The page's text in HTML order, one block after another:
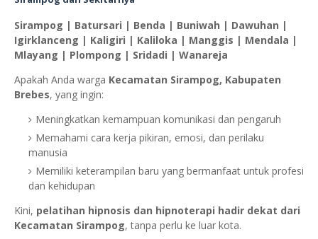
Sirampog | Batursari | Benda | Buniwah | Dawuhan |
Igirklanceng | Kaligiri | Kaliloka | Manggis | Mendala |
Mlayang | Plompong | Sridadi | Wanareja
Apakah Anda warga Kecamatan Sirampog, Kabupaten
Brebes, yang ingin:
Meningkatkan kemampuan komunikasi dan pengaruh
Memahami cara kerja pikiran, emosi, dan perilaku
manusia
Memiliki keterampilan baru yang bermanfaat untuk profesi
dan kehidupan
Kini, pelatihan hipnosis dan hipnoterapi hadir dekat dari
Kecamatan Sirampog, tanpa perlu ke luar kota.